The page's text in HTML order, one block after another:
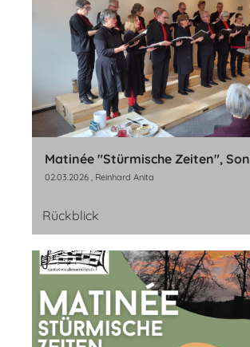
02.03.2026 , Reinhard Anita
Rückblick